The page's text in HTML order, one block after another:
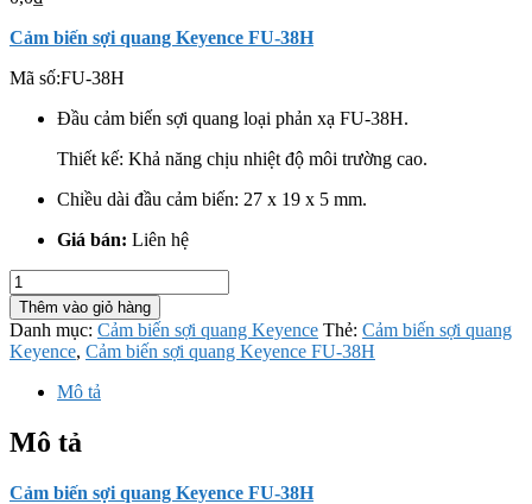
Cảm biến sợi quang Keyence FU-38H
Mã số:FU-38H
Đầu cảm biến sợi quang loại phản xạ FU-38H.
Thiết kế: Khả năng chịu nhiệt độ môi trường cao.
Chiều dài đầu cảm biến: 27 x 19 x 5 mm.
Giá bán: Liên hệ
Cảm
biến
sợi
quang
Keyence
FU-
số
lượng
Thêm vào giỏ hàng
Danh mục: Cảm biến sợi quang Keyence Thẻ: Cảm biến sợi quang
Keyence, Cảm biến sợi quang Keyence FU-38H
Mô tả
Mô tả
Cảm biến sợi quang Keyence FU-38H